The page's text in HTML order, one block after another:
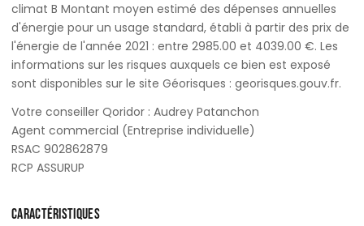
climat B Montant moyen estimé des dépenses annuelles
d'énergie pour un usage standard, établi à partir des prix de
l'énergie de l'année 2021 : entre 2985.00 et 4039.00 €. Les
informations sur les risques auxquels ce bien est exposé
sont disponibles sur le site Géorisques : georisques.gouv.fr.
Votre conseiller Qoridor : Audrey Patanchon
Agent commercial (Entreprise individuelle)
RSAC 902862879
RCP ASSURUP
CARACTÉRISTIQUES